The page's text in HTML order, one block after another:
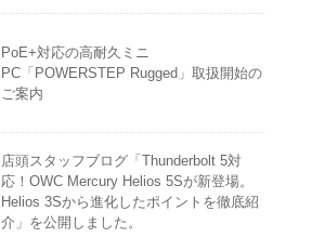
PoE+対応の高耐久ミニ
PC「POWERSTEP Rugged」取扱開始の
ご案内
店頭スタッフブログ「Thunderbolt 5対
応！OWC Mercury Helios 5Sが新登場。
Helios 3Sから進化したポイントを徹底紹
介」を公開しました。